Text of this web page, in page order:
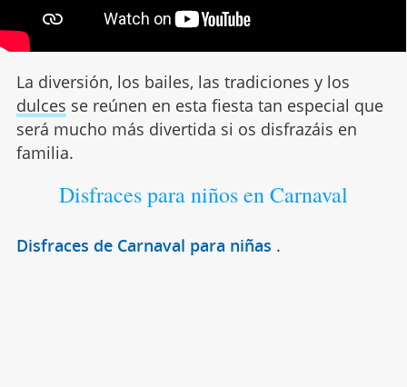
La diversión, los bailes, las tradiciones y los
dulces se reúnen en esta fiesta tan especial que
será mucho más divertida si os disfrazáis en
familia.
Disfraces para niños en Carnaval
Disfraces de Carnaval para niñas .